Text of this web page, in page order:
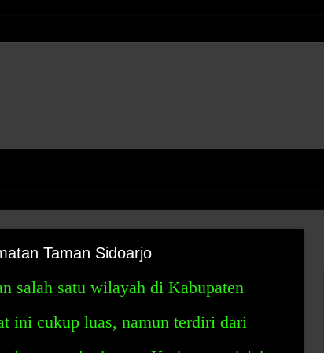
Taman Sidoarjo
salah satu wilayah di Kabupaten
ini cukup luas, namun terdiri dari